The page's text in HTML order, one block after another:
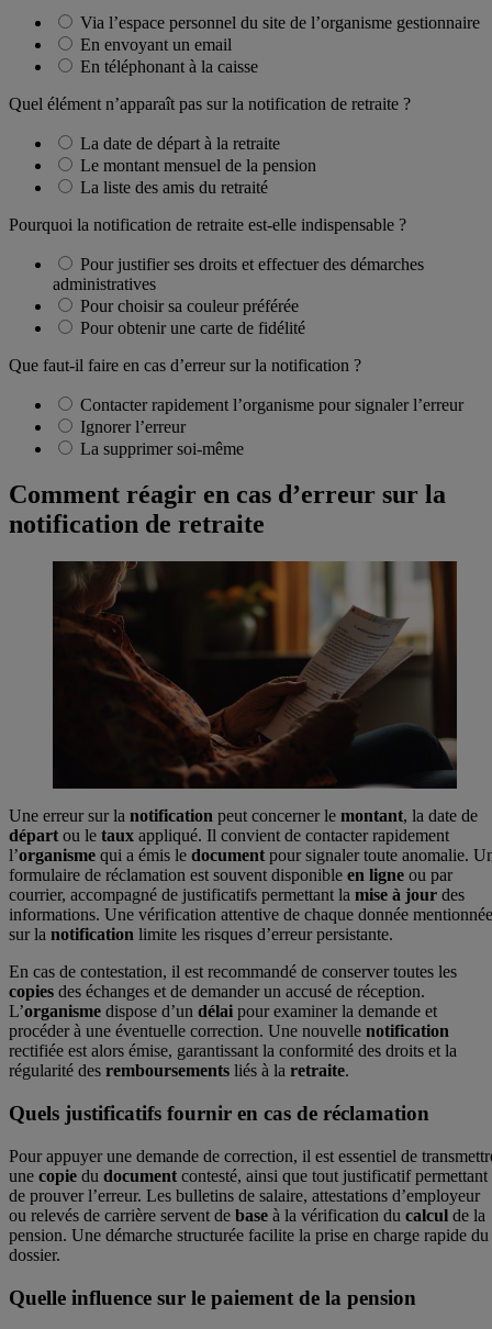
Via l’espace personnel du site de l’organisme gestionnaire
En envoyant un email
En téléphonant à la caisse
Quel élément n’apparaît pas sur la notification de retraite ?
La date de départ à la retraite
Le montant mensuel de la pension
La liste des amis du retraité
Pourquoi la notification de retraite est-elle indispensable ?
Pour justifier ses droits et effectuer des démarches
administratives
Pour choisir sa couleur préférée
Pour obtenir une carte de fidélité
Que faut-il faire en cas d’erreur sur la notification ?
Contacter rapidement l’organisme pour signaler l’erreur
Ignorer l’erreur
La supprimer soi-même
Comment réagir en cas d’erreur sur la
notification de retraite
Une erreur sur la notification peut concerner le montant, la date de
départ ou le taux appliqué. Il convient de contacter rapidement
l’organisme qui a émis le document pour signaler toute anomalie.
formulaire de réclamation est souvent disponible en ligne ou par
courrier, accompagné de justificatifs permettant la mise à jour des
informations. Une vérification attentive de chaque donnée mentionnée
sur la notification limite les risques d’erreur persistante.
En cas de contestation, il est recommandé de conserver toutes les
copies des échanges et de demander un accusé de réception.
L’organisme dispose d’un délai pour examiner la demande et
procéder à une éventuelle correction. Une nouvelle notification
rectifiée est alors émise, garantissant la conformité des droits et la
régularité des remboursements liés à la retraite.
Quels justificatifs fournir en cas de réclamation
Pour appuyer une demande de correction, il est essentiel de
une copie du document contesté, ainsi que tout justificatif permettant
de prouver l’erreur. Les bulletins de salaire, attestations d’employeur
ou relevés de carrière servent de base à la vérification du calcul de la
pension. Une démarche structurée facilite la prise en charge rapide du
dossier.
Quelle influence sur le paiement de la pension